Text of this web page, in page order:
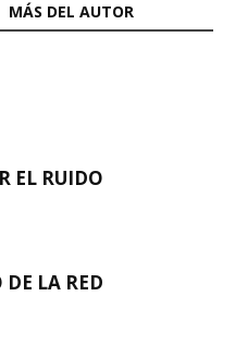
MÁS DEL AUTOR
EL RUIDO
DE LA RED